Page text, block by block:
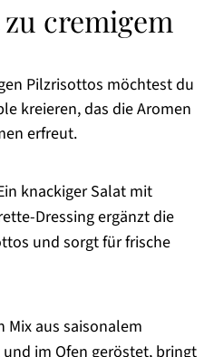
cremigem
Pilzrisottos möchtest du
kreieren, das die Aromen
erfreut.
knackiger Salat mit
Dressing ergänzt die
und sorgt für frische
Mix aus saisonalem
im Ofen geröstet, bringt